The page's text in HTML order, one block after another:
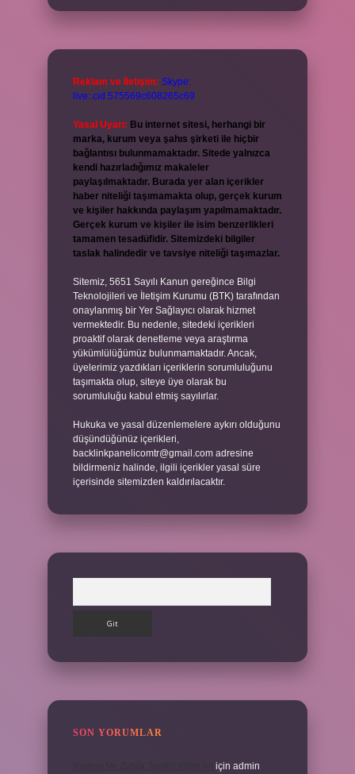
Reklam ve İletişim: Skype:
live:.cid.575569c608265c69
Yasal Uyarı: Bu internet sitesi, herhangi bir
marka, kurum veya şahıs şirketi ile hiçbir
bağlantısı bulunmamaktadır. Sitede yalnızca
kendi hazırladığımız makaleler
paylaşılmaktadır. Burada yer alan içerikler
haber niteliği taşımamakta olup, gerçek kurum
ve kişiler hakkında paylaşım yapılmamaktadır.
Gerçek kurum ve kişiler ile isim benzerlikleri
tamamen tesadüfidir. Sitemizdeki bilgiler
taslak halindedir ve tavsiye niteliği taşımazlar.
Sitemiz, 5651 Sayılı Kanun gereğince Bilgi
Teknolojileri ve İletişim Kurumu (BTK) tarafından
onaylanmış bir Yer Sağlayıcı olarak hizmet
vermektedir. Bu nedenle, sitedeki içerikleri
proaktif olarak denetleme veya araştırma
yükümlülüğümüz bulunmamaktadır. Ancak,
üyelerimiz yazdıkları içeriklerin sorumluluğunu
taşımakta olup, siteye üye olarak bu
sorumluluğu kabul etmiş sayılırlar.
Hukuka ve yasal düzenlemelere aykırı olduğunu
düşündüğünüz içerikleri,
backlinkpanelicomtr@gmail.com adresine
bildirmeniz halinde, ilgili içerikler yasal süre
içerisinde sitemizden kaldırılacaktır.
SON YORUMLAR
için admin